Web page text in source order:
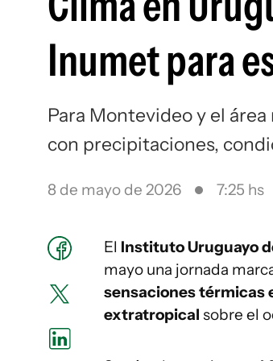
Inumet para
Para Montevideo y el
con precipitaciones,
8 de mayo de 2026 7:25 hs
El Instituto Uruguayo
mayo una jornada
sensaciones térmicas
extratropical sobre el